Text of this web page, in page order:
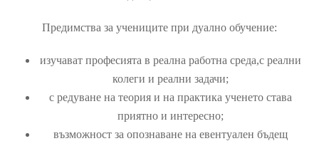
Предимства за учениците при дуално обучение:
изучават професията в реална работна среда,с реални
колеги и реални задачи;
с редуване на теория и на практика ученето става
приятно и интересно;
възможност за опознаване на евентуален бъдещ